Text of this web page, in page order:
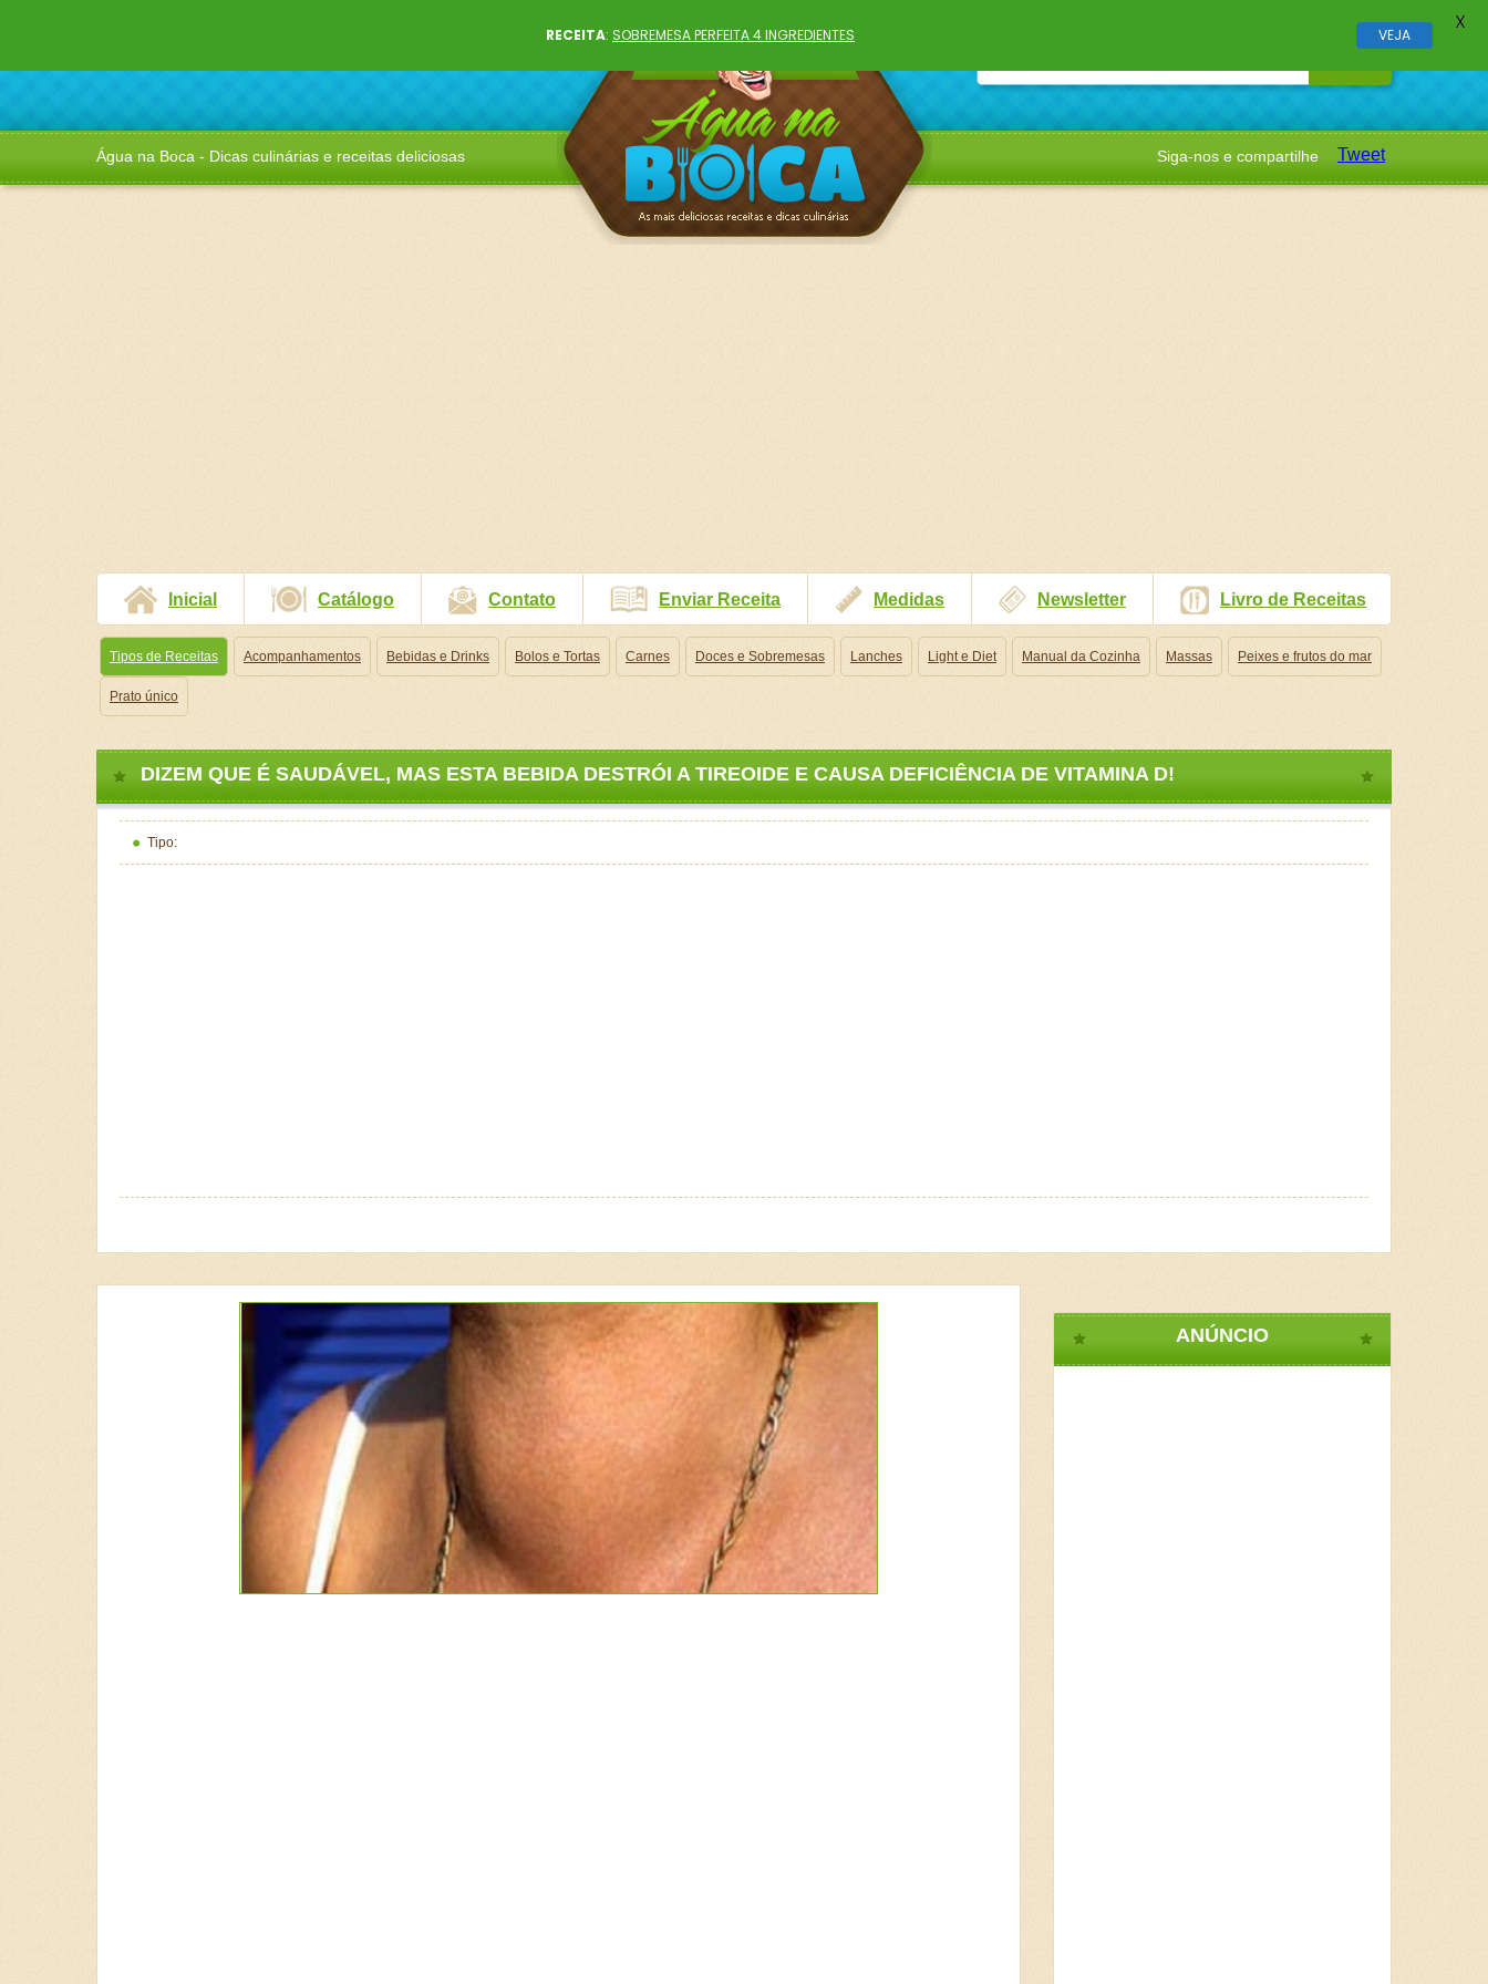
Água na Boca - Dicas culinárias e receitas deliciosas Siga-nos e compartilhe Tweet
Inicial Catálogo Contato Enviar Receita Medidas Newsletter Livro de Receitas
Tipos de Receitas Acompanhamentos Bebidas e Drinks Bolos e Tortas Carnes Doces e Sobremesas Lanches Light e Diet Manual da Cozinha Massas Peixes e frutos do mar
Prato único
DIZEM QUE É SAUDÁVEL, MAS ESTA BEBIDA DESTRÓI A TIREOIDE E CAUSA DEFICIÊNCIA DE VITAMINA D!
Tipo:
ANÚNCIO
RECEITA: SOBREMESA PERFEITA 4 INGREDIENTES VEJA
X